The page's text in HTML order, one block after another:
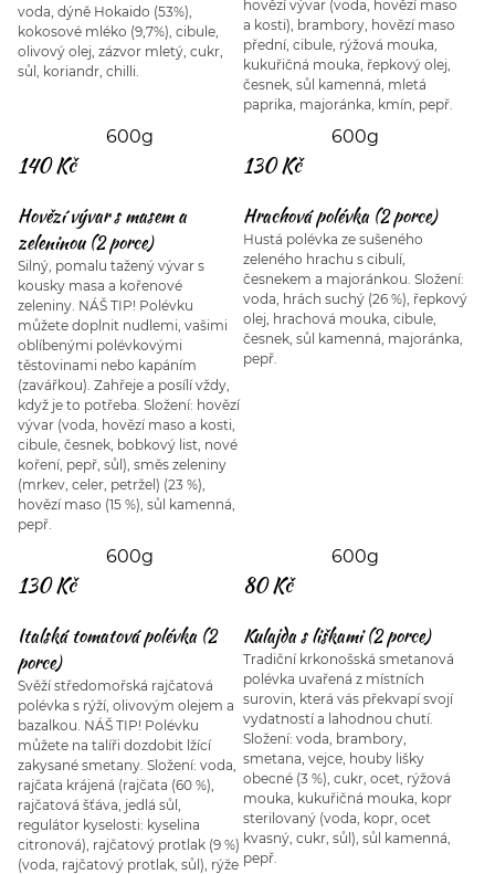
voda, dýně Hokaido (53%),
kokosové mléko (9,7%), cibule,
olivový olej, zázvor mletý, cukr,
sůl, koriandr, chilli.
600g
140 Kč
hovězí vývar (voda, hovězí maso
a kosti), brambory, hovězí maso
přední, cibule, rýžová mouka,
kukuřičná mouka, řepkový olej,
česnek, sůl kamenná, mletá
paprika, majoránka, kmín, pepř.
600g
130 Kč
Hovězí vývar s masem a
zeleninou (2 porce)
Silný, pomalu tažený vývar s
kousky masa a kořenové
zeleniny. NÁŠ TIP! Polévku
můžete doplnit nudlemi, vašimi
oblíbenými polévkovými
těstovinami nebo kapáním
(zavářkou). Zahřeje a posílí vždy,
když je to potřeba. Složení: hovězí
vývar (voda, hovězí maso a kosti,
cibule, česnek, bobkový list, nové
koření, pepř, sůl), směs zeleniny
(mrkev, celer, petržel) (23 %),
hovězí maso (15 %), sůl kamenná,
pepř.
600g
130 Kč
Hrachová polévka (2 porce)
Hustá polévka ze sušeného
zeleného hrachu s cibulí,
česnekem a majoránkou. Složení:
voda, hrách suchý (26 %), řepkový
olej, hrachová mouka, cibule,
česnek, sůl kamenná, majoránka,
pepř.
600g
80 Kč
Italská tomatová polévka (2
porce)
Svěží středomořská rajčatová
polévka s rýží, olivovým olejem a
bazalkou. NÁŠ TIP! Polévku
můžete na talíři dozdobit lžící
zakysané smetany. Složení: voda,
rajčata krájená (rajčata (60 %),
rajčatová šťáva, jedlá sůl,
regulátor kyselosti: kyselina
citronová), rajčatový protlak (9 %)
(voda, rajčatový protlak, sůl), rýže
Kulajda s liškami (2 porce)
Tradiční krkonošská smetanová
polévka uvařená z místních
surovin, která vás překvapí svojí
vydatností a lahodnou chutí.
Složení: voda, brambory,
smetana, vejce, houby lišky
obecné (3 %), cukr, ocet, rýžová
mouka, kukuřičná mouka, kopr
sterilovaný (voda, kopr, ocet
kvasný, cukr, sůl), sůl kamenná,
pepř.